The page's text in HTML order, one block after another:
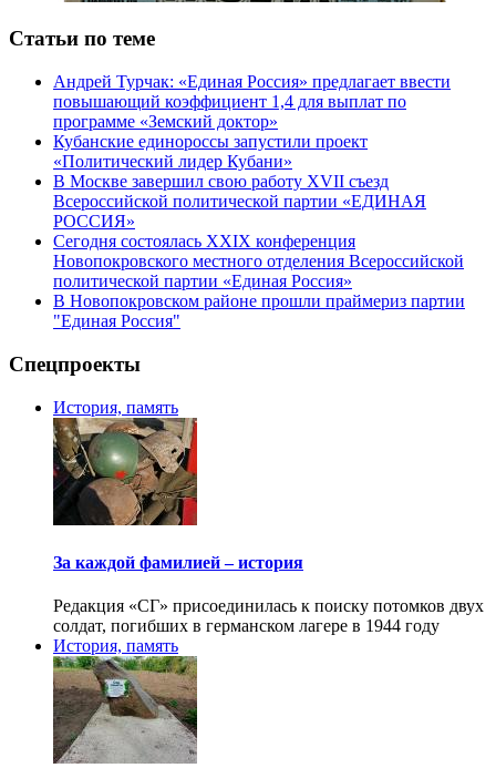
Статьи по теме
Андрей Турчак: «Единая Россия» предлагает ввести
повышающий коэффициент 1,4 для выплат по
программе «Земский доктор»
Кубанские единороссы запустили проект
«Политический лидер Кубани»
В Москве завершил свою работу XVII съезд
Всероссийской политической партии «ЕДИНАЯ
РОССИЯ»
Сегодня состоялась XXIX конференция
Новопокровского местного отделения Всероссийской
политической партии «Единая Россия»
В Новопокровском районе прошли праймериз партии
"Единая Россия"
Спецпроекты
История, память
За каждой фамилией – история
Редакция «СГ» присоединилась к поиску потомков двух
солдат, погибших в германском лагере в 1944 году
История, память